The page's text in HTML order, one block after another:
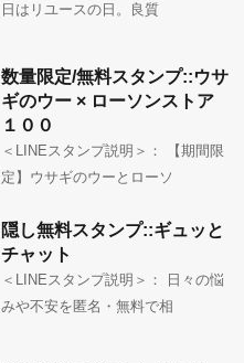
日はリユースの日。良質
数量限定/無料スタンプ::ウサ
ギのウー × ローソンストア
１００
＜LINEスタンプ説明＞： 【期間限
定】ウサギのウーとローソ
隠し無料スタンプ::ギュッと
チャット
＜LINEスタンプ説明＞： 日々の悩
みや不安を匿名・無料で相